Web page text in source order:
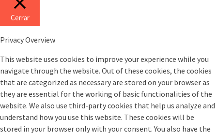
Cerrar
Privacy Overview
This website uses cookies to improve your experience while you
navigate through the website. Out of these cookies, the cookies
that are categorized as necessary are stored on your browser as
they are essential for the working of basic functionalities of the
website. We also use third-party cookies that help us analyze and
understand how you use this website. These cookies will be
stored in your browser only with your consent. You also have the